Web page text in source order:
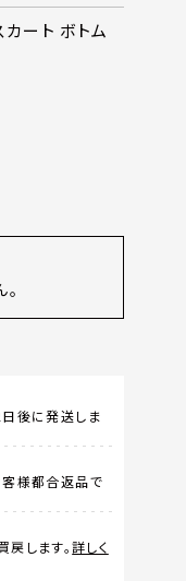
ート ボトム
後に発送しま
客様都合返品で
します。詳しく